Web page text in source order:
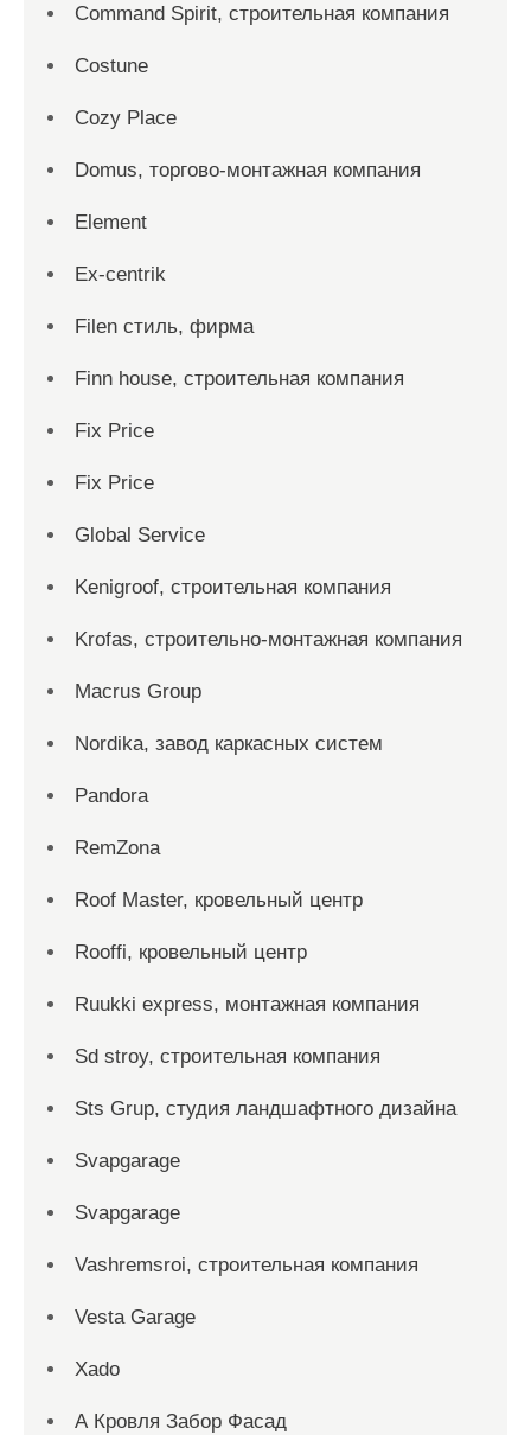
Command Spirit, строительная компания
Costune
Cozy Place
Domus, торгово-монтажная компания
Element
Ex-centrik
Filen стиль, фирма
Finn house, строительная компания
Fix Price
Fix Price
Global Service
Kenigroof, строительная компания
Krofas, строительно-монтажная компания
Macrus Group
Nordika, завод каркасных систем
Pandora
RemZona
Roof Master, кровельный центр
Rooffi, кровельный центр
Ruukki express, монтажная компания
Sd stroy, строительная компания
Sts Grup, студия ландшафтного дизайна
Svapgarage
Svapgarage
Vashremsroi, строительная компания
Vesta Garage
Xado
А Кровля Забор Фасад